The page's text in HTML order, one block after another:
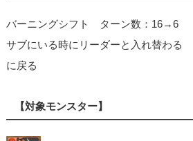
バーニングシフト ターン数：16→6
サブにいる時にリーダーと入れ替わる
に戻る
【対象モンスター】